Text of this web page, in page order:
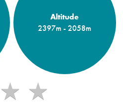
Altitude
2397m - 2058m
★ ★